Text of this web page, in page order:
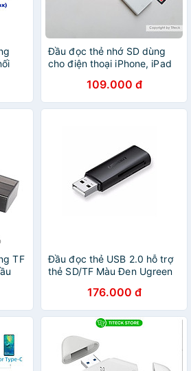
Đầu đọc thẻ nhớ SD dùng
cho điện thoại iPhone, iPad
109.000 đ
TF
Đầu đọc thẻ USB 2.0 hỗ trợ
thẻ SD/TF Màu Đen Ugreen
176.000 đ